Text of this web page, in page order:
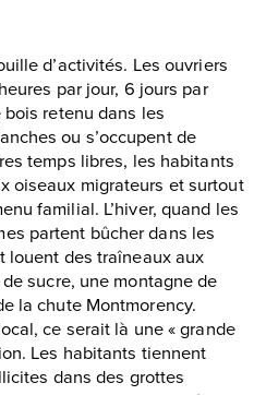
d’activités. Les ouvriers
par jour, 6 jours par
retenu dans les
ou s’occupent de
temps libres, les habitants
oiseaux migrateurs et surtout
familial. L’hiver, quand les
partent bûcher dans les
louent des traîneaux aux
sucre, une montagne de
la chute Montmorency.
ce serait là une « grande
Les habitants tiennent
dans des grottes